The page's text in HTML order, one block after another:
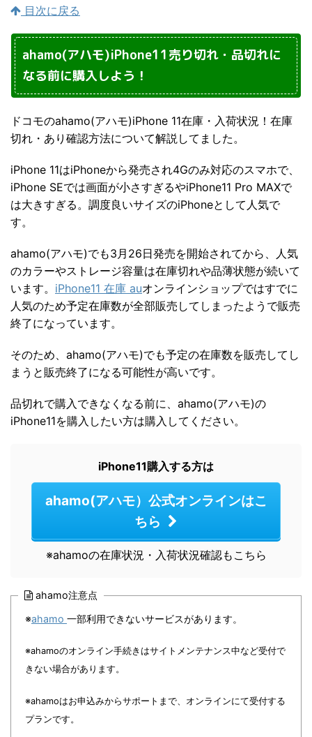
目次に戻る
ahamo(アハモ)iPhone11売り切れ・品切れに
なる前に購入しよう！
ドコモのahamo(アハモ)iPhone 11在庫・入荷状況！在庫
切れ・あり確認方法について解説してました。
iPhone 11はiPhoneから発売され4Gのみ対応のスマホで、
iPhone SEでは画面が小さすぎるやiPhone11 Pro MAXで
は大きすぎる。調度良いサイズのiPhoneとして人気で
す。
ahamo(アハモ)でも3月26日発売を開始されてから、人気
のカラーやストレージ容量は在庫切れや品薄状態が続いて
います。 iPhone11 在庫 auオンラインショップではすでに
人気のため予定在庫数が全部販売してしまったようで販売
終了になっています。
そのため、ahamo(アハモ)でも予定の在庫数を販売してし
まうと販売終了になる可能性が高いです。
品切れで購入できなくなる前に、ahamo(アハモ)の
iPhone11を購入したい方は購入してください。
iPhone11購入する方は
ahamo(アハモ）公式オンラインはこ
ちら
※ahamoの在庫状況・入荷状況確認もこちら
ahamo注意点
※ahamo 一部利用できないサービスがあります。
※ahamoのオンライン手続きはサイトメンテナンス中など受付で
きない場合があります。
※ahamoはお申込みからサポートまで、オンラインにて受付する
プランです。